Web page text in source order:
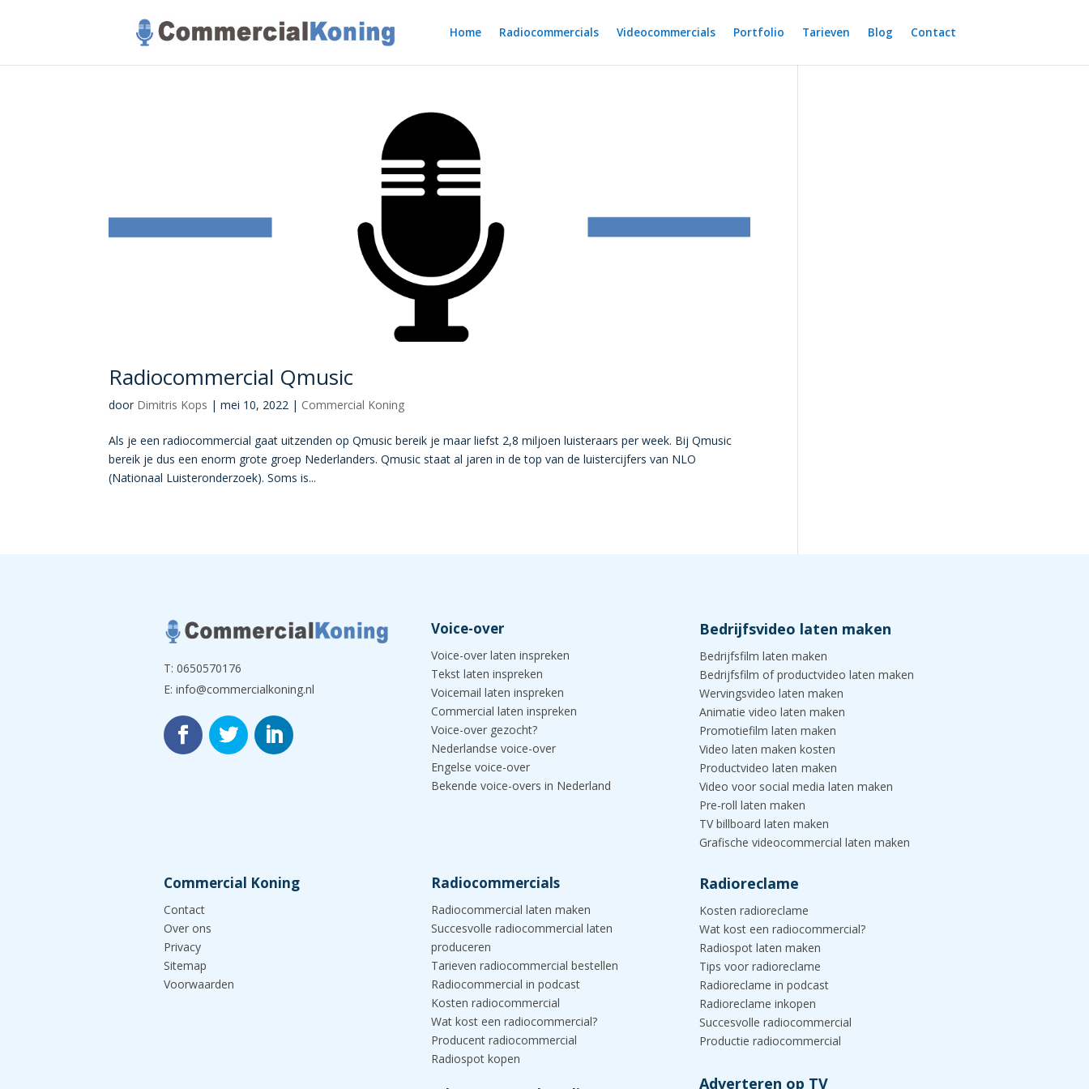
Home Radiocommercials Videocommercials Portfolio Tarieven Blog Contact
Radiocommercial Qmusic
door Dimitris Kops |mei 10, 2022 | Commercial Koning
Als je een radiocommercial gaat uitzenden op Qmusic bereik je maar liefst 2,8 miljoen luisteraars per week. Bij Qmusic
bereik je dus een enorm grote groep Nederlanders. Qmusic staat al jaren in de top van de luistercijfers van NLO
(Nationaal Luisteronderzoek). Soms is...
T: 0650570176
E: info@commercialkoning.nl
Voice-over
Voice-over laten inspreken
Tekst laten inspreken
Voicemail laten inspreken
Commercial laten inspreken
Voice-over gezocht?
Nederlandse voice-over
Engelse voice-over
Bekende voice-overs in Nederland
Bedrijfsvideo laten maken
Bedrijfsfilm laten maken
Bedrijfsfilm of productvideo laten maken
Wervingsvideo laten maken
Animatie video laten maken
Promotiefilm laten maken
Video laten maken kosten
Productvideo laten maken
Video voor social media laten maken
Pre-roll laten maken
TV billboard laten maken
Grafische videocommercial laten maken
Commercial Koning
Contact
Over ons
Privacy
Sitemap
Voorwaarden
Radiocommercials
Radiocommercial laten maken
Succesvolle radiocommercial laten
produceren
Tarieven radiocommercial bestellen
Radiocommercial in podcast
Kosten radiocommercial
Wat kost een radiocommercial?
Producent radiocommercial
Radiospot kopen
Radioreclame
Kosten radioreclame
Wat kost een radiocommercial?
Radiospot laten maken
Tips voor radioreclame
Radioreclame in podcast
Radioreclame inkopen
Succesvolle radiocommercial
Productie radiocommercial
Adverteren op TV